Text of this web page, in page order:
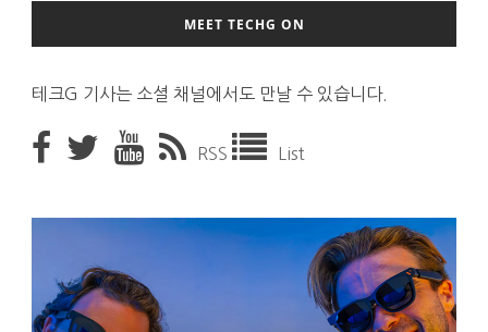
MEET TECHG ON
테크G 기사는 소셜 채널에서도 만날 수 있습니다.
RSS List